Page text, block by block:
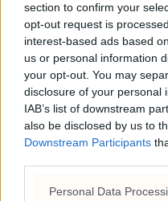
section to confirm your
opt-out request is
interest-based ads based
us or personal information
your opt-out. You may
disclosure of your personal
IAB’s list of downstream
also be disclosed by us to
Downstream Participants
Personal Data
merGotham-
York. For Trump,
New York, vil det
det vil også gi han
tegne det perfekte
går når forvaltningen